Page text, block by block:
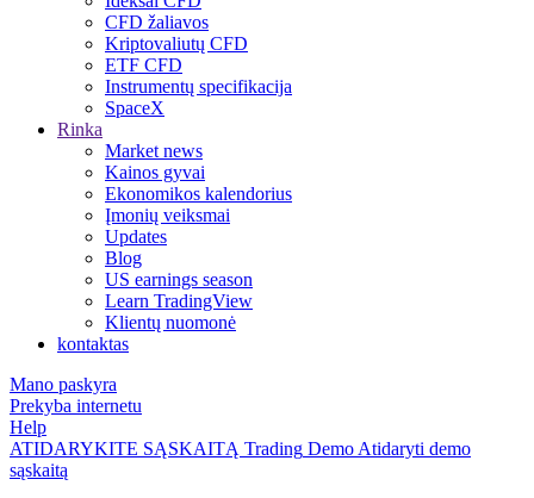
CFD žaliavos
Kriptovaliutų CFD
ETF CFD
Instrumentų specifikacija
SpaceX
Rinka
Market news
Kainos gyvai
Ekonomikos kalendorius
Įmonių veiksmai
Updates
Blog
US earnings season
Learn TradingView
Klientų nuomonė
kontaktas
Mano paskyra
Prekyba internetu
Help
ATIDARYKITE SĄSKAITĄ Trading Demo Atidaryti demo
sąskaitą